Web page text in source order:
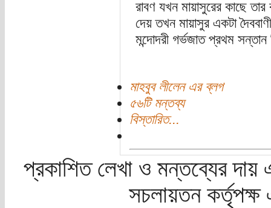
রাবণ যখন মায়াসুরের কাছে তার
দেয় তখন মায়াসুর একটা
মন্দোদরী গর্ভজাত প্রথম
মাহবুব লীলেন এর ব্লগ
৫৬টি মন্তব্য
বিস্তারিত...
প্রকাশিত লেখা ও মন্তব্যের দায়
সচলায়তন